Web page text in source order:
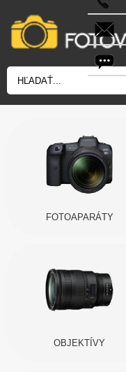
FOTOAPARÁTY
OBJEKTÍVY